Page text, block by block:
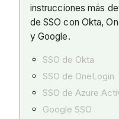
instrucciones más
de SSO con Okta,
y Google.
SSO de Okta
SSO de OneLogin
SSO de Azure
Google SSO